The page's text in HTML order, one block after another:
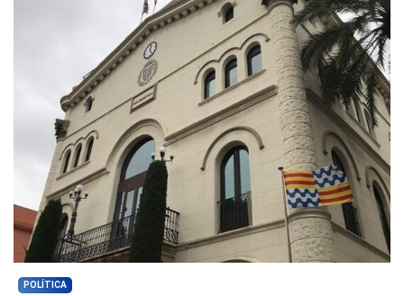
POLÍTICA